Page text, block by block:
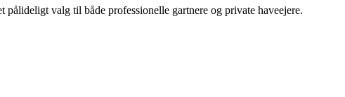
valg til både professionelle gartnere og private haveejere.